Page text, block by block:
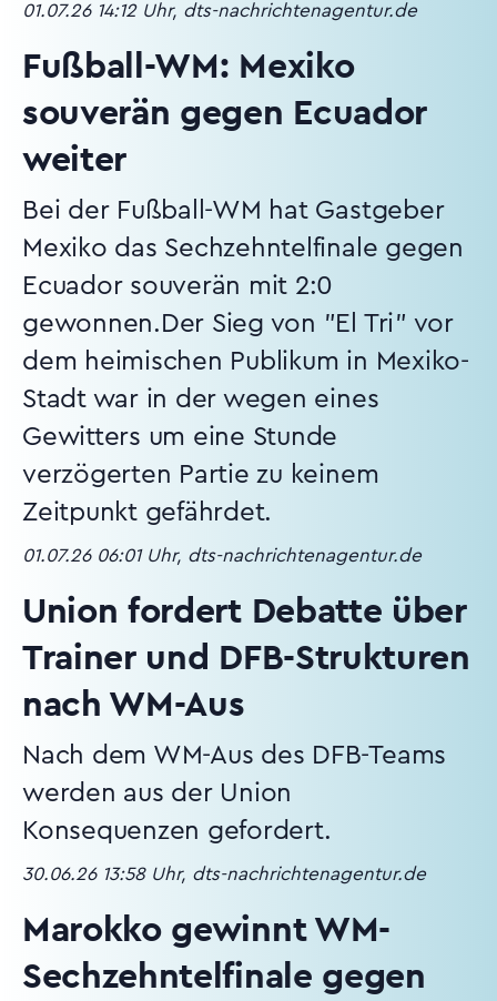
01.07.26 14:12 Uhr, dts-nachrichtenagentur.de
Fußball-WM: Mexiko
souverän gegen Ecuador
weiter
Bei der Fußball-WM hat Gastgeber
Mexiko das Sechzehntelfinale gegen
Ecuador souverän mit 2:0
gewonnen.Der Sieg von "El Tri" vor
dem heimischen Publikum in Mexiko-
Stadt war in der wegen eines
Gewitters um eine Stunde
verzögerten Partie zu keinem
Zeitpunkt gefährdet.
01.07.26 06:01 Uhr, dts-nachrichtenagentur.de
Union fordert Debatte über
Trainer und DFB-Strukturen
nach WM-Aus
Nach dem WM-Aus des DFB-Teams
werden aus der Union
Konsequenzen gefordert.
30.06.26 13:58 Uhr, dts-nachrichtenagentur.de
Marokko gewinnt WM-
Sechzehntelfinale gegen